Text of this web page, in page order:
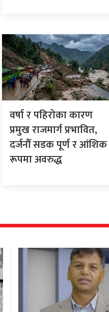
वर्षा र पहिरोका कारण
प्रमुख राजमार्ग प्रभावित,
दर्जनौँ सडक पूर्ण र आंशिक
रूपमा अवरुद्ध